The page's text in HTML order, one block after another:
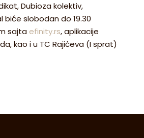
Dubioza kolektiv,
biće slobodan do 19.30
sajta efinity.rs, aplikacije
kao i u TC Rajićeva (I sprat)